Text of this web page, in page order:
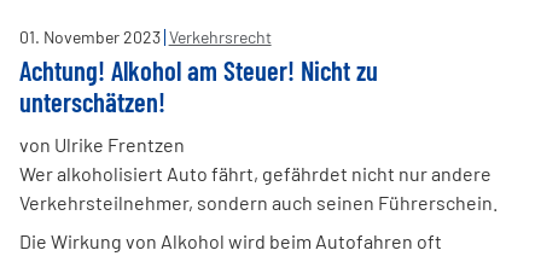
geringe
Menge
und
Eigenbedarf
01. November2023 Verkehrsrecht
Achtung! Alkohol am Steuer! Nicht zu
unterschätzen!
von Ulrike Frentzen
Wer alkoholisiert Auto fährt, gefährdet nicht nur andere
Verkehrsteilnehmer, sondern auch seinen Führerschein.
Die Wirkung von Alkohol wird beim Autofahren oft